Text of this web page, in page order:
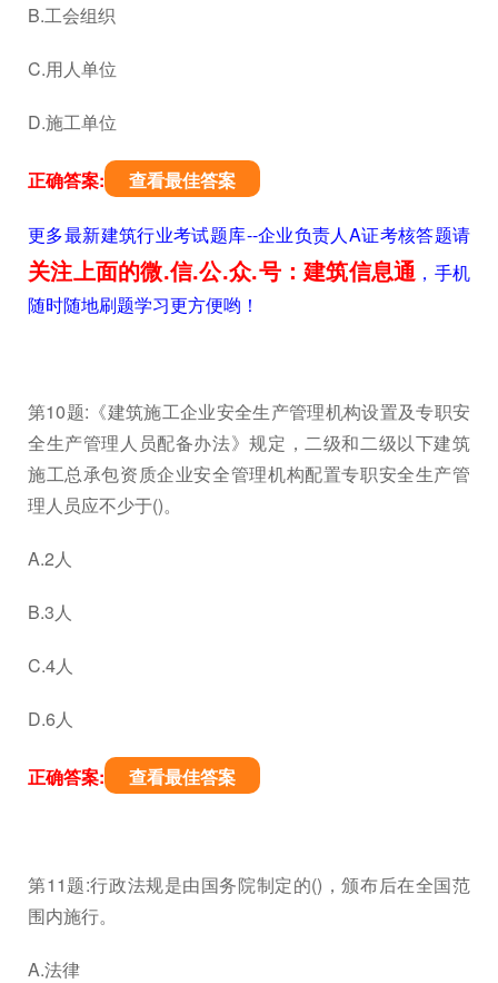
B.工会组织
C.用人单位
D.施工单位
正确答案: 查看最佳答案
更多最新建筑行业考试题库--企业负责人A证考核答题请
关注上面的微.信.公.众.号：建筑信息通，手机
随时随地刷题学习更方便哟！
第10题:《建筑施工企业安全生产管理机构设置及专职安
全生产管理人员配备办法》规定，二级和二级以下建筑
施工总承包资质企业安全管理机构配置专职安全生产管
理人员应不少于()。
A.2人
B.3人
C.4人
D.6人
正确答案: 查看最佳答案
第11题:行政法规是由国务院制定的()，颁布后在全国范
围内施行。
A.法律